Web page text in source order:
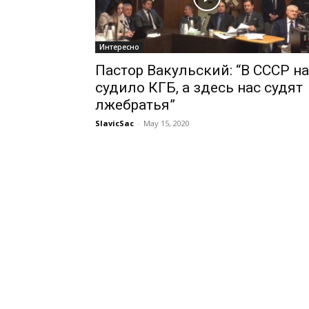
Интересно
Пастор Вакульский: “В СССР
судило КГБ, а здесь нас судят
лжебратья”
SlavicSac - May 15, 2020